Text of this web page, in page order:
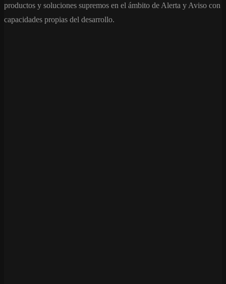
productos y soluciones supremos en el ámbito de Alerta y Aviso con
capacidades propias del desarrollo.